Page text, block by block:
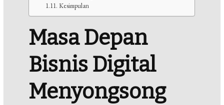
Kesimpulan
Masa Depan
Bisnis Digital
Menyongsong